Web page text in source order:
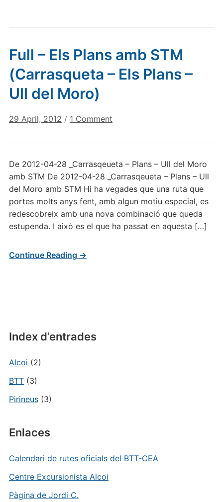
Index d’entrades
Alcoi (2)
BTT(3)
Pirineus(3)
Enlaces
Calendari de rutes oficials del BTT-CEA
Centre Excursionista Alcoi
Pàgina de Jordi C.
Full – Els Plans amb STM
(Carrasqueta – Els Plans –
Ull del Moro)
29 April, 2012 / 1 Commenton
Plans
amb
STM
(Carrasqueta
–
Els
De 2012-04-28 _Carrasqeueta – Plans – Ull del Moro
amb STM De 2012-04-28 _Carrasqeueta – Plans – Ull
del Moro amb STM Hi ha vegades que una ruta que
portes molts anys fent, amb algun motiu especial, es
redescobreix amb una nova combinació que queda
estupenda. I això es el que ha passat en aquesta […]
Continue Reading →